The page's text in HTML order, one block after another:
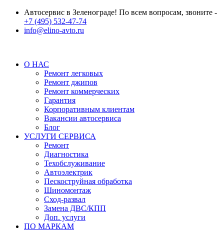
Автосервис в Зеленограде! По всем вопросам, звоните -
+7 (495) 532-47-74
info@elino-avto.ru
О НАС
Ремонт легковых
Ремонт джипов
Ремонт коммерческих
Гарантия
Корпоративным клиентам
Вакансии автосервиса
Блог
УСЛУГИ СЕРВИСА
Ремонт
Диагностика
Техобслуживание
Автоэлектрик
Пескоструйная обработка
Шиномонтаж
Сход-развал
Замена ДВС/КПП
Доп. услуги
ПО МАРКАМ